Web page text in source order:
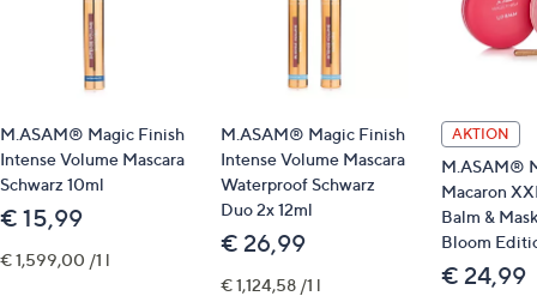
M.ASAM® Magic Finish
Intense Volume Mascara
Schwarz 10ml
€ 15,99
€ 1,599,00 /1 l
M.ASAM® Magic Finish
Intense Volume Mascara
Waterproof Schwarz
Duo 2x 12ml
€ 26,99
€ 1,124,58 /1 l
AKTION
M.ASAM®
Macaron
Balm &
Bloom
€ 24,99